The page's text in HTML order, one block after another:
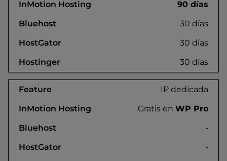
90 días
30 días
30 días
30 días
IP dedicada
Gratis en WP Pro
-
-